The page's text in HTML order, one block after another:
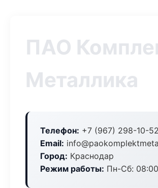
ПАО
Металлика
Телефон: +7 (967) 298-10-52
Email:
Город: Краснодар
Режим работы: Пн-Сб: